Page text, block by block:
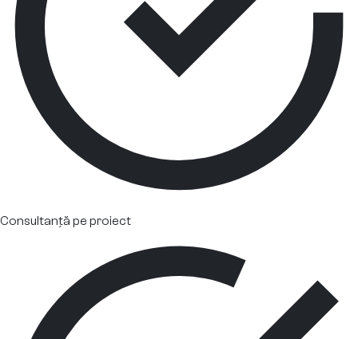
Consultanță pe proiect